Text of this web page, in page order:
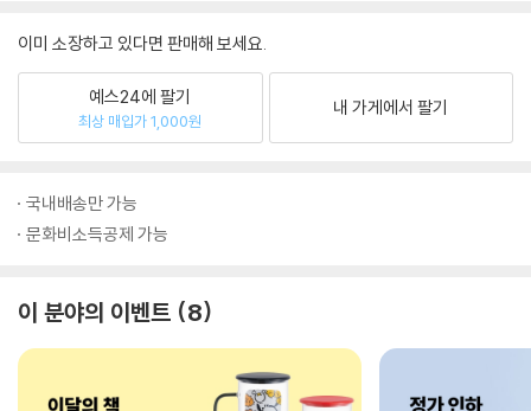
이미 소장하고 있다면 판매해 보세요.
예스24에 팔기
최상 매입가 1,000원
내 가게에서 팔기
국내배송만 가능
문화비소득공제 가능
이 분야의 이벤트 8